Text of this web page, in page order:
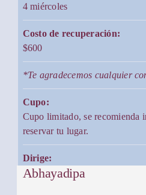
4 miércoles
Costo de recuperación:
$600
*Te agradecemos cualquier
Cupo:
Cupo limitado, se recomienda
reservar tu lugar.
Dirige:
Abhayadipa